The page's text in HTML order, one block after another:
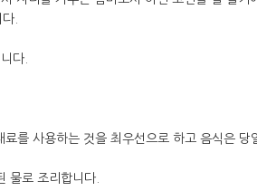
.
다.
를 사용하는 것을 최우선으로 하고 음식은 당
물로 조리합니다.